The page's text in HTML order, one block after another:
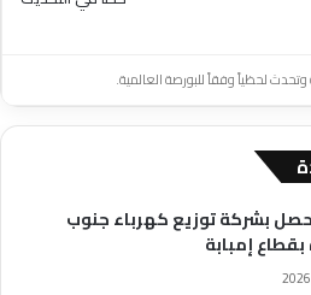
وتحدث لحظياً وفقاً للبورصة العالمية.
بشركة توزيع كهرباء جنوب
إمبابة